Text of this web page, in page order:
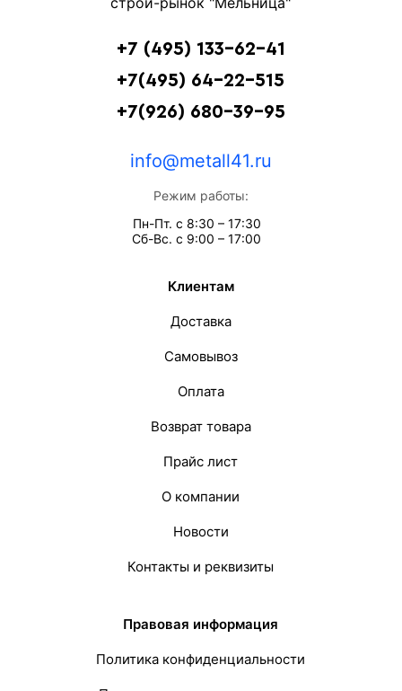
+7 (495) 133-62-41
+7(495) 64-22-515
+7(926) 680-39-95
info@metall41.ru
Режим работы:
Пн-Пт. с 8:30 – 17:30
Сб-Вс. с 9:00 – 17:00
Клиентам
Доставка
Самовывоз
Оплата
Возврат товара
Прайс лист
О компании
Новости
Контакты и реквизиты
Правовая информация
Политика конфиденциальности